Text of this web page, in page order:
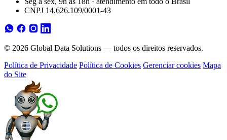
CNPJ 14.626.109/0001-43
© 2026 Global Data Solutions — todos os direitos reservados.
Política de Privacidade Política de Cookies Gerenciar cookies Mapa
do Site